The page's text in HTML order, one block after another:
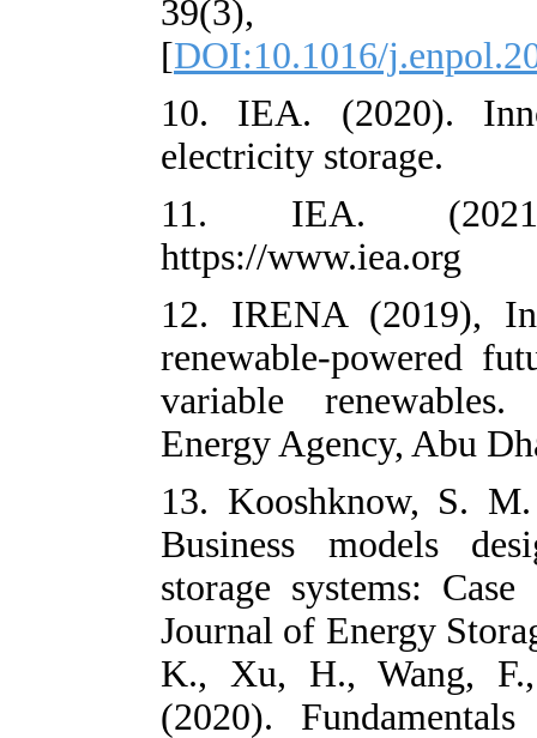
[DOI:10.1016/
10. IEA.
electricity
11. IEA.
https://
12. IRENA
renewable-
variable
Energy
13.
Business
storage
Journal of
K., Xu, H.,
(2020).